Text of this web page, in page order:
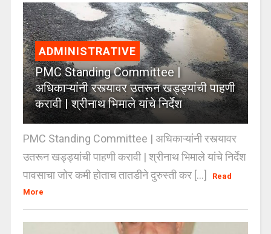
ADMINISTRATIVE
PMC Standing Committee |
अधिकाऱ्यांनी रस्त्यावर उतरून खड्ड्यांची पाहणी
करावी | श्रीनाथ भिमाले यांचे निर्देश
PMC Standing Committee | अधिकाऱ्यांनी रस्त्यावर
उतरून खड्ड्यांची पाहणी करावी | श्रीनाथ भिमाले यांचे निर्देश
पावसाचा जोर कमी होताच तातडीने दुरुस्ती कर [...]
Read
More